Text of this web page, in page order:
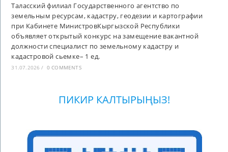
Таласский филиал Государственного агентство по
земельным ресурсам, кадастру, геодезии и картографии
при Кабинете МинистровКыргызской Республики
объявляет открытый конкурс на замещение вакантной
должности специалист по земельному кадастру и
кадастровой сьемке– 1 ед.
31.07.2026 / 0 COMMENTS
ПИКИР КАЛТЫРЫҢЫЗ!